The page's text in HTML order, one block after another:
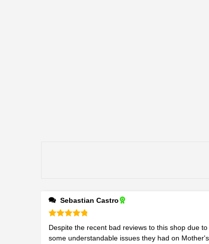
Sebastian Castro
Valorado en de 5
Despite the recent bad reviews to this shop due to
some understandable issues they had on